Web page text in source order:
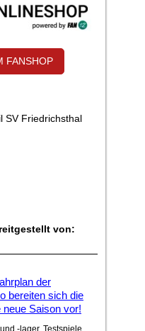
FANSHOP
SV Friedrichsthal
von:
der
bereiten sich die
neue Saison vor!
-lager, Testspiele